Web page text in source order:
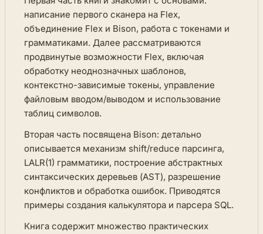
написание первого сканера на Flex,
объединение Flex и Bison, работа с токенами и
грамматиками. Далее рассматриваются
продвинутые возможности Flex, включая
обработку неоднозначных шаблонов,
контекстно-зависимые токены, управление
файловым вводом/выводом и использование
таблиц символов.
Вторая часть посвящена Bison: детально
описывается механизм shift/reduce парсинга,
LALR(1) грамматики, построение абстрактных
синтаксических деревьев (AST), разрешение
конфликтов и обработка ошибок. Приводятся
примеры создания калькулятора и парсера SQL.
Книга содержит множество практических